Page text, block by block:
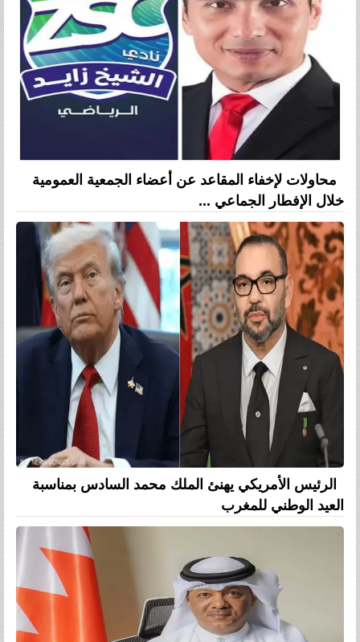
محاولات لإخفاء المقاعد عن أعضاء الجمعية العمومية
خلال الإفطار الجماعي ...
الرئيس الأمريكي يهنئ الملك محمد السادس بمناسبة
العيد الوطني للمغرب